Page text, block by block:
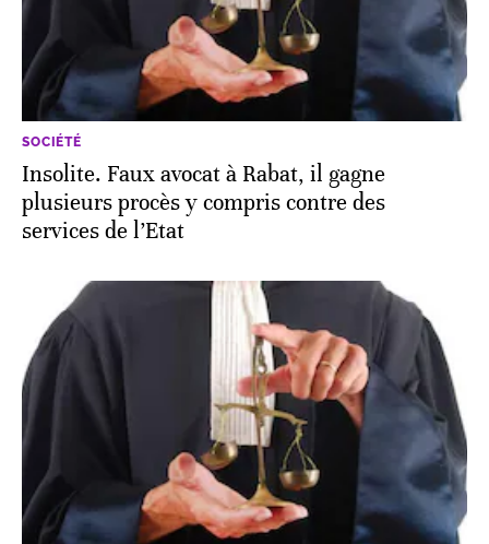
SOCIÉTÉ
Insolite. Faux avocat à Rabat, il gagne
plusieurs procès y compris contre des
services de l’Etat